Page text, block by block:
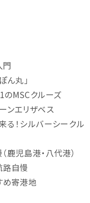
門
ん丸」
MSCクルーズ
ンエリザベス
！シルバーシークル
鹿児島港・八代港）
路自慢
め寄港地